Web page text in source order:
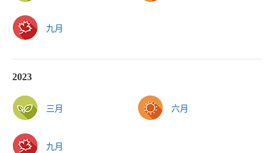
九月
2023
三月 六月
九月